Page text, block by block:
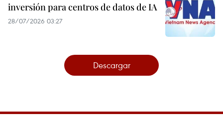
inversión para centros de datos de IA
28/07/2026 03:27
Descargar